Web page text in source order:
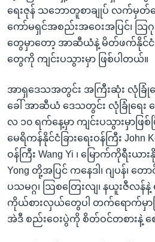
ရေးဇုန် သဘောတူစာချုပ် လက်မှတ်ရ
ကော်မရှင်အစည်းအဝေးအပြင်၊ သ
တွေမှာတော့ အာဆီယံနဲ့ မိတ်ဖက်နိုင်ငံ
တွေကို ကျင်းပသွားမှာ ဖြစ်ပါတယ်။
အာရှဒေသအတွင်း အကြီးဆုံး လုံခြုံရ
ခေါ် အာဆီယံ ဒေသတွင်း လုံခြုံရေး
လ ၁၀ ရက်နေ့မှာ ကျင်းပသွားမှာဖြ
မေရိကန်နိုင်ငံခြားရေးဝန်ကြီး John
ဝန်ကြီး Wang Yi ၊ မြောက်ကိုရီးယား
Yong တို့အပြင် ကနေဒါ၊ ဂျပန်၊ တေ
ပသမဂ္ဂ၊ ဩစတြေးလျ၊ နယူးဇီလန်နဲ့
ကိုယ်စားလှယ်တွေပါ တက်ရောက်မှာ
အဲဒီ စည်းဝေးပွဲကို စိတ်ဝင်တစားနဲ့ စ